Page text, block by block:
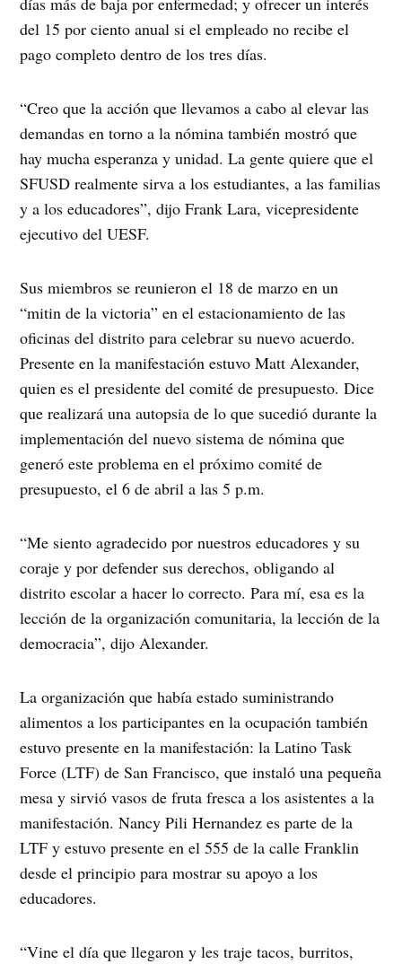
del 15 por ciento anual si el empleado no recibe el
pago completo dentro de los tres días.
“Creo que la acción que llevamos a cabo al elevar las
demandas en torno a la nómina también mostró que
hay mucha esperanza y unidad. La gente quiere que el
SFUSD realmente sirva a los estudiantes, a las familias
y a los educadores”, dijo Frank Lara, vicepresidente
ejecutivo del UESF.
Sus miembros se reunieron el 18 de marzo en un
“mitin de la victoria” en el estacionamiento de las
oficinas del distrito para celebrar su nuevo acuerdo.
Presente en la manifestación estuvo Matt Alexander,
quien es el presidente del comité de presupuesto. Dice
que realizará una autopsia de lo que sucedió durante la
implementación del nuevo sistema de nómina que
generó este problema en el próximo comité de
presupuesto, el 6 de abril a las 5 p.m.
“Me siento agradecido por nuestros educadores y su
coraje y por defender sus derechos, obligando al
distrito escolar a hacer lo correcto. Para mí, esa es la
lección de la organización comunitaria, la lección de la
democracia”, dijo Alexander.
La organización que había estado suministrando
alimentos a los participantes en la ocupación también
estuvo presente en la manifestación: la Latino Task
Force (LTF) de San Francisco, que instaló una pequeña
mesa y sirvió vasos de fruta fresca a los asistentes a la
manifestación. Nancy Pili Hernandez es parte de la
LTF y estuvo presente en el 555 de la calle Franklin
desde el principio para mostrar su apoyo a los
educadores.
“Vine el día que llegaron y les traje tacos, burritos,